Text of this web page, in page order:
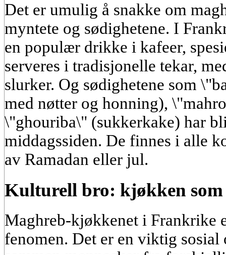
Det er umulig å snakke om
myntete og sødighetene. I
en populær drikke i kafeer,
serveres i tradisjonelle tekar,
slurker. Og sødighetene som
med nøtter og honning),
\"ghouriba\" (sukkerkake) har
middagssiden. De finnes i alle
av Ramadan eller jul.
Kulturell bro: kjøkken som
Maghreb-kjøkkenet i Frankrike
fenomen. Det er en viktig